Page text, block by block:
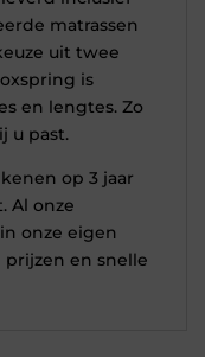
matrassen
uit twee
is
en lengtes. Zo
u past.
op 3 jaar
Al onze
onze eigen
en snelle